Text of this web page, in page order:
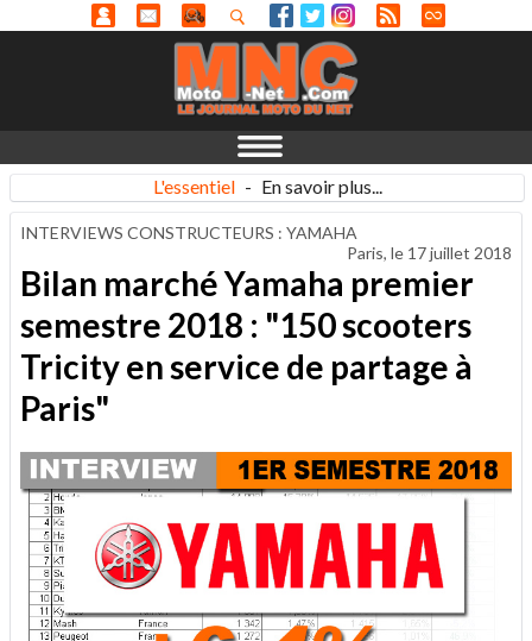
L'essentiel - En savoir plus...
INTERVIEWS CONSTRUCTEURS : YAMAHA
Paris, le 17 juillet 2018
Bilan marché Yamaha premier
semestre 2018 : "150 scooters
Tricity en service de partage à
Paris"